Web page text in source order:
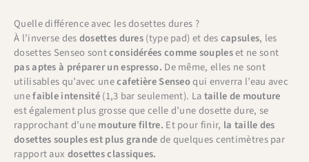
Quelle différence avec les dosettes dures ?
À l’inverse desdosettes dures(type pad) et descapsules, les
dosettes Senseo sontconsidérées comme soupleset ne sont
pas aptes à préparer un espresso. De même, elles ne sont
utilisables qu’avec unecafetière Senseoqui enverra l’eau avec
unefaible intensité(1,3 bar seulement). Lataille de mouture
est également plus grosse que celle d’une dosette dure, se
rapprochant d’unemouture filtre. Et pour finir, la taille des
dosettes souples est plus grandede quelques centimètres par
rapport aux dosettes classiques.